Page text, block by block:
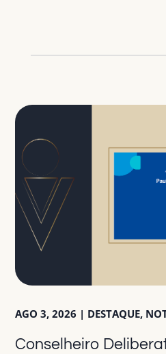
Conselheiro
AGO 3, 2026 | DESTAQUE,